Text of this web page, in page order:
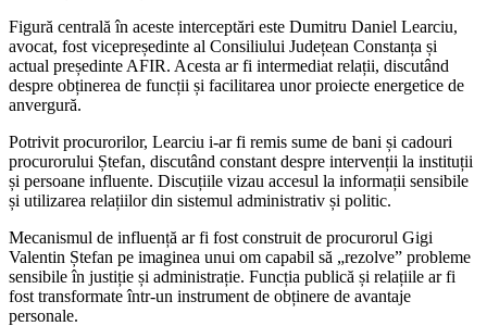
Figură centrală în aceste interceptări este Dumitru Daniel Learciu,
avocat, fost vicepreședinte al Consiliului Județean Constanța și
actual președinte AFIR. Acesta ar fi intermediat relații, discutând
despre obținerea de funcții și facilitarea unor proiecte energetice de
anvergură.
Potrivit procurorilor, Learciu i-ar fi remis sume de bani și cadouri
procurorului Ștefan, discutând constant despre intervenții la instituții
și persoane influente. Discuțiile vizau accesul la informații sensibile
și utilizarea relațiilor din sistemul administrativ și politic.
Mecanismul de influență ar fi fost construit de procurorul Gigi
Valentin Ștefan pe imaginea unui om capabil să „rezolve” probleme
sensibile în justiție și administrație. Funcția publică și relațiile ar fi
fost transformate într-un instrument de obținere de avantaje
personale.